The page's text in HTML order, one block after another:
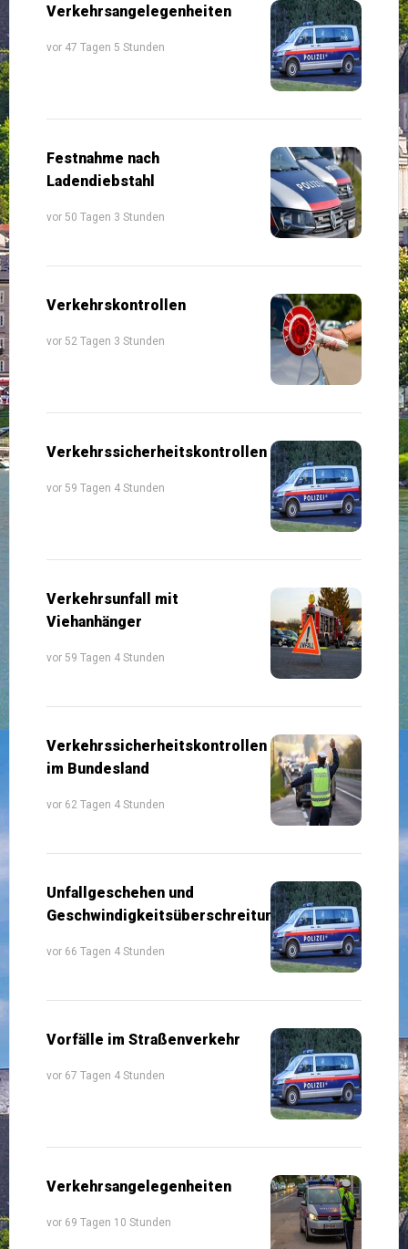
Verkehrsangelegenheiten
vor 47 Tagen 5 Stunden
Festnahme nach
Ladendiebstahl
vor 50 Tagen 3 Stunden
Verkehrskontrollen
vor 52 Tagen 3 Stunden
Verkehrssicherheitskontrollen
vor 59 Tagen 4 Stunden
Verkehrsunfall mit
Viehanhänger
vor 59 Tagen 4 Stunden
Verkehrssicherheitskontrollen
im Bundesland
vor 62 Tagen 4 Stunden
Unfallgeschehen und
Geschwindigkeitsüberschreitungen
vor 66 Tagen 4 Stunden
Vorfälle im Straßenverkehr
vor 67 Tagen 4 Stunden
Verkehrsangelegenheiten
vor 69 Tagen 10 Stunden